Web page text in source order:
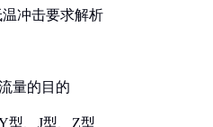
冲击要求解析
量的目的
型、J型、Z型